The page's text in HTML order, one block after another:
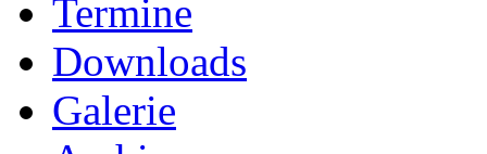
Termine
Downloads
Galerie